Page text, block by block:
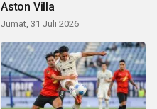
Aston Villa
Jumat, 31 Juli 2026